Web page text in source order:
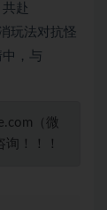
赴
玩法对抗怪
，与
（微
！！！